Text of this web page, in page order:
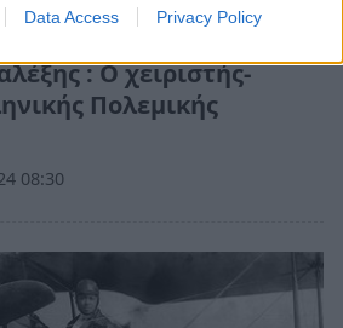
Data Access Privacy Policy
: Ο χειριστής-
Πολεμικής
08:30